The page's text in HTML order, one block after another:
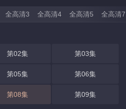
全高清3 全高清4 全高清5 全高清7
第02集 第03集
第05集 第06集
第08集 第09集